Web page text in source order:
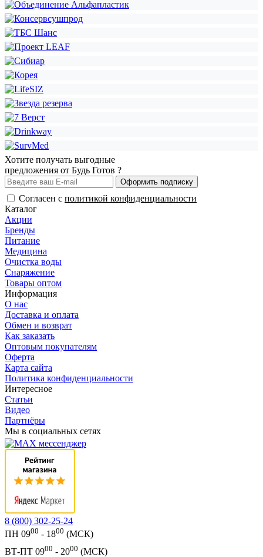
Хотите получать выгодные
предложения от Будь Готов ?
Оформить подписку
Согласен с политикой конфиденциальности
Каталог
Акции
Бренды
Питание
Медицина
Очистка воды
Снаряжение
Товары оптом
Информация
О нас
Доставка и оплата
Обмен и возврат
Как заказать
Оптовым покупателям
Оферта
Карта сайта
Политика конфиденциальности
Интересное
Статьи
Видео
Партнёры
Мы в социальных сетях
8 (800) 302-25-24
ПН 0900 - 1800 (МСК)
ВТ-ПТ 0900 - 2000 (МСК)